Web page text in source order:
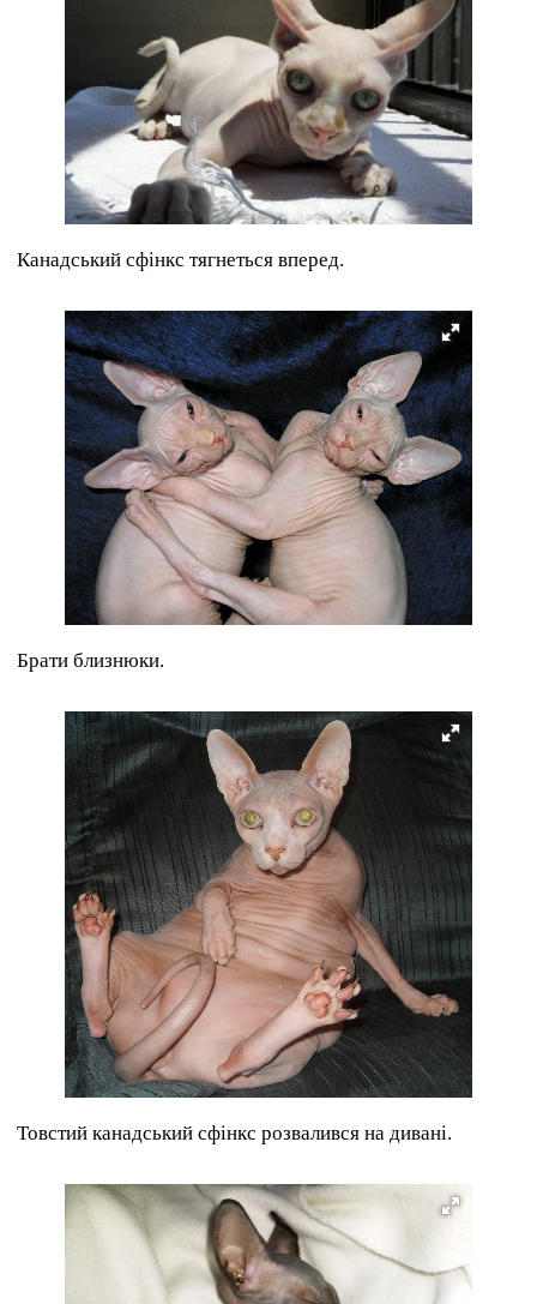
Канадський сфінкс тягнеться вперед.
Брати близнюки.
Товстий канадський сфінкс розвалився на дивані.